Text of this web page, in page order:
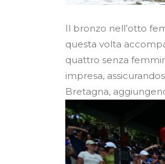
Il bronzo nell’otto
questa volta
quattro senza
impresa,
Bretagna,